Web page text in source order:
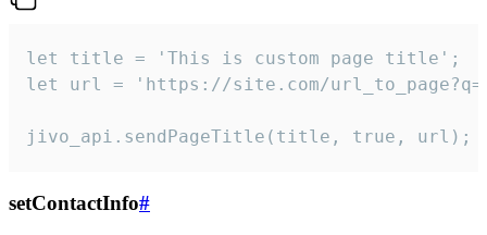
let title = 'This is custom page title';
let url = 'https://site.com/
jivo_api.sendPageTitle(title, true, url);
setContactInfo#